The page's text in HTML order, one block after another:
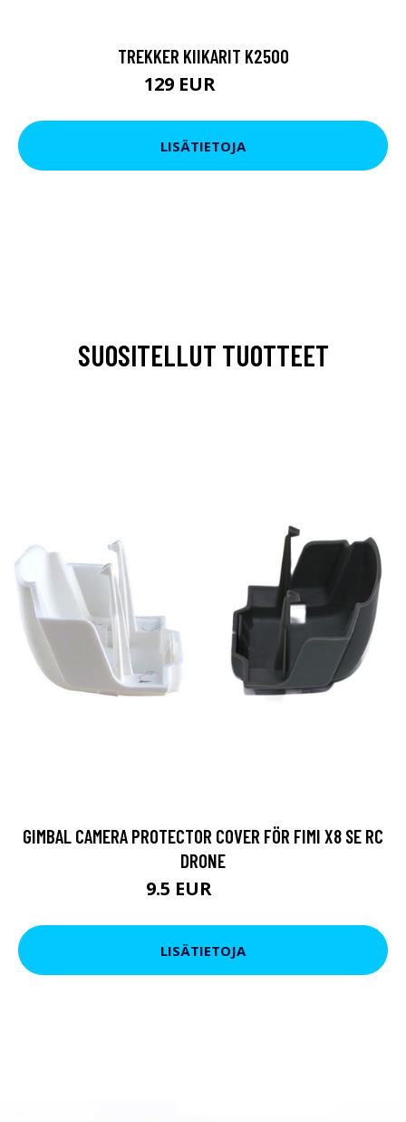
TREKKER KIIKARIT K2500
129 EUR
LISÄTIETOJA
SUOSITELLUT TUOTTEET
GIMBAL CAMERA PROTECTOR COVER FÖR FIMI X8 SE RC
DRONE
9.5 EUR
LISÄTIETOJA